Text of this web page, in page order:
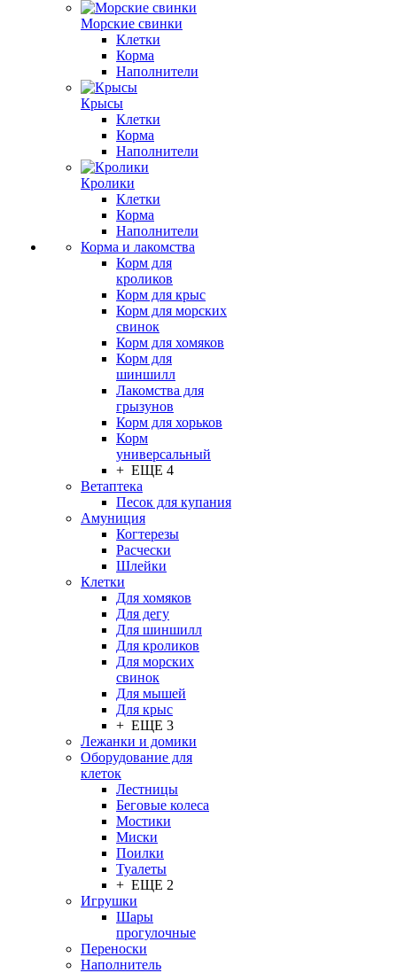
Морские свинки
Клетки
Корма
Наполнители
Крысы
Клетки
Корма
Наполнители
Кролики
Клетки
Корма
Наполнители
Корма и лакомства
Корм для
кроликов
Корм для крыс
Корм для морских
свинок
Корм для хомяков
Корм для
шиншилл
Лакомства для
грызунов
Корм для хорьков
Корм
универсальный
+ ЕЩЕ 4
Ветаптека
Песок для купания
Амуниция
Когтерезы
Расчески
Шлейки
Клетки
Для хомяков
Для дегу
Для шиншилл
Для кроликов
Для морских
свинок
Для мышей
Для крыс
+ ЕЩЕ 3
Лежанки и домики
Оборудование для
клеток
Лестницы
Беговые колеса
Мостики
Миски
Поилки
Туалеты
+ ЕЩЕ 2
Игрушки
Шары
прогулочные
Переноски
Наполнитель